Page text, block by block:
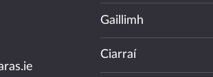
Gaillimh
Ciarraí